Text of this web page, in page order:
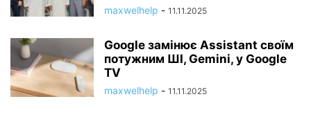
maxwelhelp - 11.11.2025
Google замінює Assistant своїм
потужним ШІ, Gemini, у Google
TV
maxwelhelp - 11.11.2025